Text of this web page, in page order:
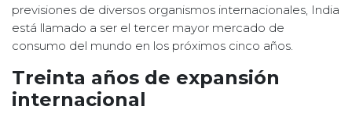
previsiones de diversos organismos internacionales, India
está llamado a ser el tercer mayor mercado de
consumo del mundo en los próximos cinco años.
Treinta años de expansión
internacional